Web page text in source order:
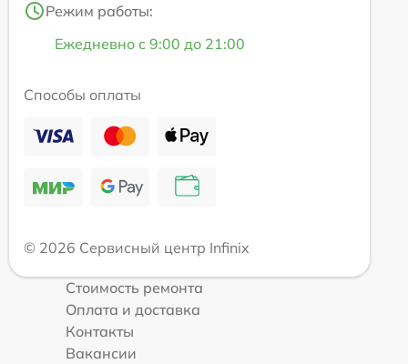
Режим работы:
Ежедневно с 9:00 до 21:00
Способы оплаты
© 2026 Сервисный центр Infinix
Стоимость ремонта
Оплата и доставка
Контакты
Вакансии